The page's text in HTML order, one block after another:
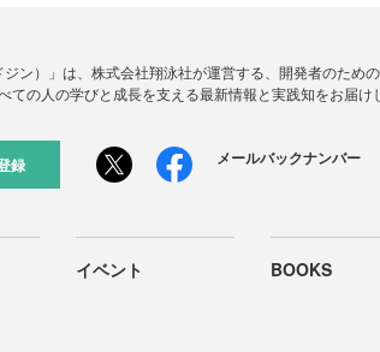
ジン）」は、株式会社翔泳社が運営する、開発者のた
ての人の学びと成長を支える最新情報と実践知をお届け
録 メールバックナンバー
イベント BOOKS